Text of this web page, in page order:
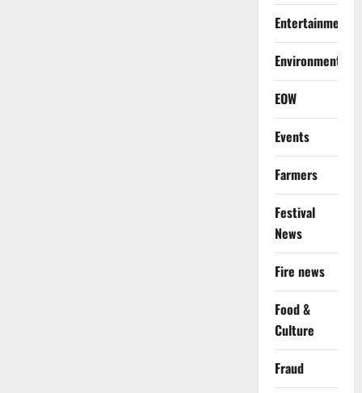
Entertainment
Environment
EOW
Events
Farmers
Festival
News
Fire news
Food &
Culture
Fraud